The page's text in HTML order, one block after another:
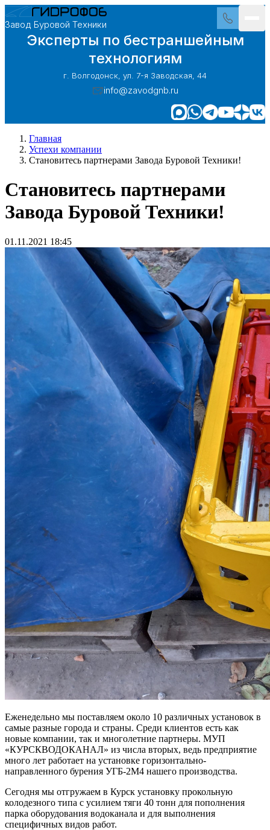
Завод Буровой Техники
Эксперты по бестраншейным
технологиям
г. Волгодонск, ул. 7-я Заводская, 44
info@zavodgnb.ru
Главная
Успехи компании
Становитесь партнерами Завода Буровой Техники!
Становитесь партнерами
Завода Буровой Техники!
01.11.2021 18:45
Еженедельно мы поставляем около 10 различных установок в
самые разные города и страны. Среди клиентов есть как
новые компании, так и многолетние партнеры. МУП
«КУРСКВОДОКАНАЛ» из числа вторых, ведь предприятие
много лет работает на установке горизонтально-
направленного бурения УГБ-2М4 нашего производства.
Сегодня мы отгружаем в Курск установку прокольную
колодезного типа с усилием тяги 40 тонн для пополнения
парка оборудования водоканала и для выполнения
специфичных видов работ.